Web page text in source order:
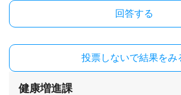
投票しないで結果をみ
健康増進課